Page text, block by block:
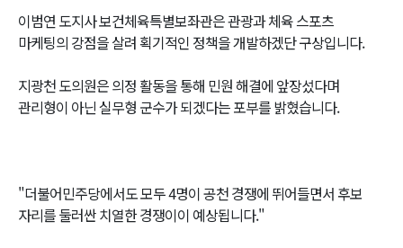
이범연 도지사 보건체육특별보좌관은 관광과 체육 스포츠
마케팅의 강점을 살려 획기적인 정책을 개발하겠단 구상입니다.
지광천 도의원은 의정 활동을 통해 민원 해결에 앞장섰다며
관리형이 아닌 실무형 군수가 되겠다는 포부를 밝혔습니다.
"더불어민주당에서도 모두 4명이 공천 경쟁에 뛰어들면서 후보
자리를 둘러싼 치열한 경쟁이이 예상됩니다."